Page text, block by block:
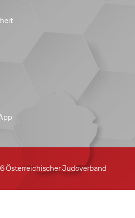
Österreichischer Judoverband